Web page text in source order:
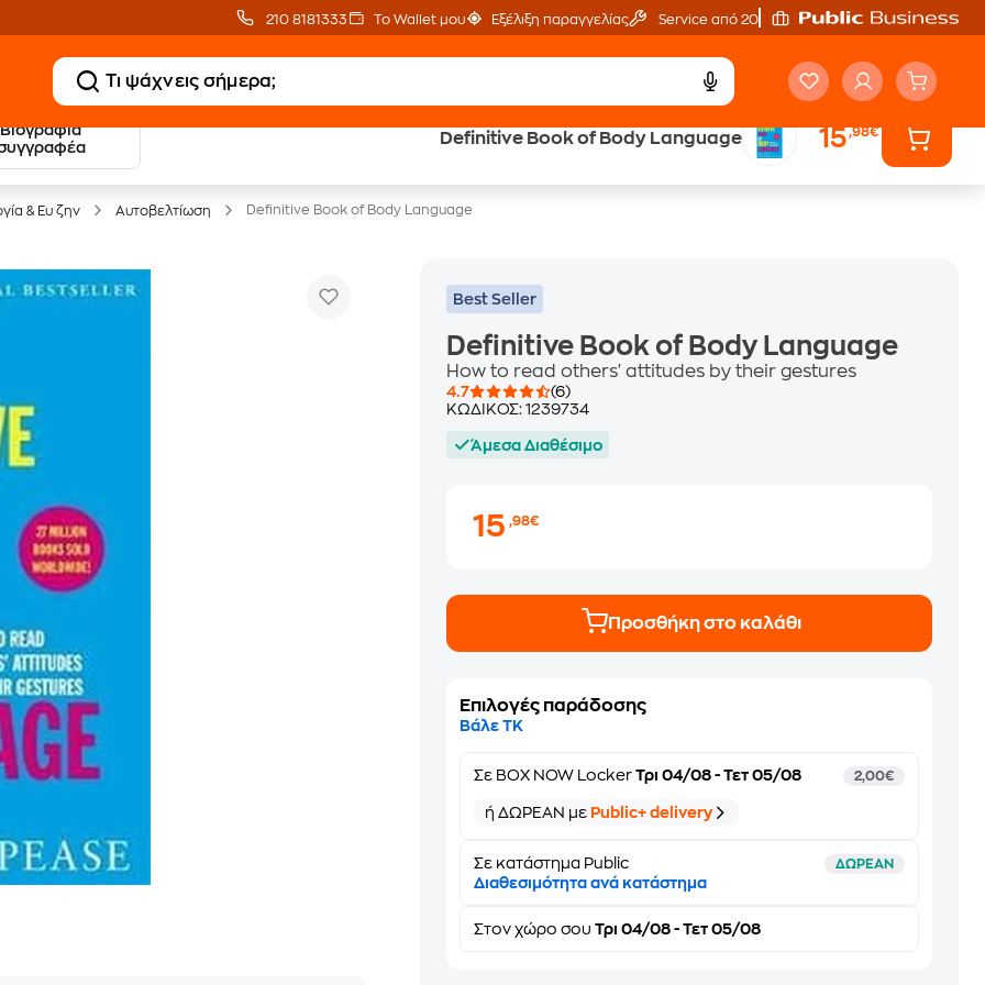
210 8181333 Το Wallet μου Εξέλιξη παραγγελίας Service από 20'
Βιογραφία
Definitive Book of Body Language 15,98€
20 € Public επιστροφή
με Snappi
Δωρεάν Μεταφορικά Έλα στον κόσμο
& Ευ ζην Αυτοβελτίωση Definitive Book of Body Language
Best Seller
Definitive Book of Body Language
How to read others' attitudes by their gestures
4.7
(6)
ΚΩΔΙΚΟΣ:1239734
Άμεσα Διαθέσιμο
15,98€
Προσθήκη στο καλάθι
Επιλογές παράδοσης
Βάλε ΤΚ
Σε BOX NOW Locker Τρι 04/08 - Τετ 05/08 2,00€
ή ΔΩΡΕΑΝ με Public+ delivery
Σε κατάστημα Public ΔΩΡΕΑΝ
Διαθεσιμότητα ανά κατάστημα
Στονχώρο σου Τρι 04/08 - Τετ 05/08